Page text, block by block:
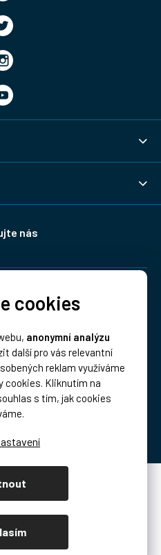
cookies
anonymní analýzu
další pro vás relevantní
reklam využíváme
cookies. Kliknutím na
s tím, jak cookies
nás
Premium
. Všechna práva vyhrazena.
cookies